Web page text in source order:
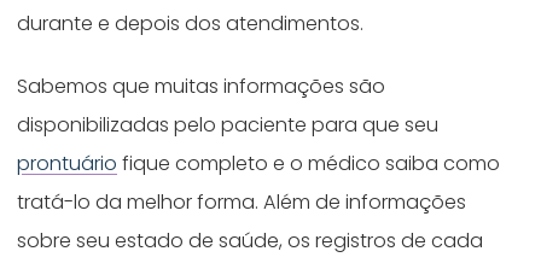
durante e depois dos atendimentos.
Sabemos que muitas informações são
disponibilizadas pelo paciente para que seu
prontuário fique completo e o médico saiba como
tratá-lo da melhor forma. Além de informações
sobre seu estado de saúde, os registros de cada